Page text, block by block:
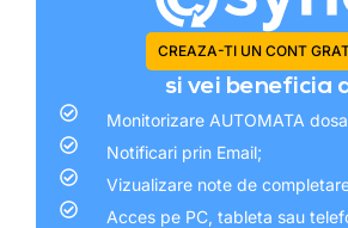
CREAZA-TI UN CONT
si vei beneficia
Monitorizare AUTOMATA
Notificari prin Email;
Vizualizare note de
Acces pe PC, tableta sau